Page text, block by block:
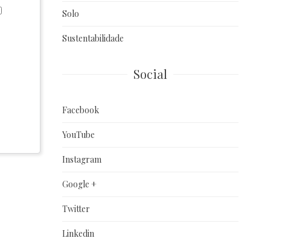
Solo
Sustentabilidade
Social
Facebook
YouTube
Instagram
Google +
Twitter
Linkedin